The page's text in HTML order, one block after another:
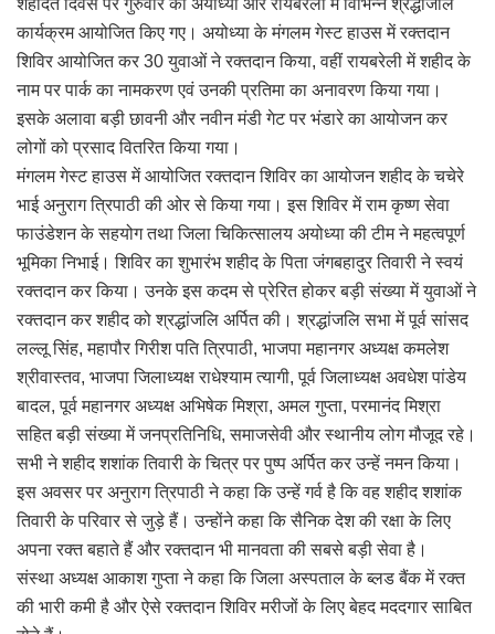
कार्यक्रम आयोजित किए गए। अयोध्या के मंगलम गेस्ट हाउस में रक्तदान
शिविर आयोजित कर 30 युवाओं ने रक्तदान किया, वहीं रायबरेली में शहीद के
नाम पर पार्क का नामकरण एवं उनकी प्रतिमा का अनावरण किया गया।
इसके अलावा बड़ी छावनी और नवीन मंडी गेट पर भंडारे का आयोजन कर
लोगों को प्रसाद वितरित किया गया।
मंगलम गेस्ट हाउस में आयोजित रक्तदान शिविर का आयोजन शहीद के चचेरे
भाई अनुराग त्रिपाठी की ओर से किया गया। इस शिविर में राम कृष्ण सेवा
फाउंडेशन के सहयोग तथा जिला चिकित्सालय अयोध्या की टीम ने महत्वपूर्ण
भूमिका निभाई। शिविर का शुभारंभ शहीद के पिता जंगबहादुर तिवारी ने स्वयं
रक्तदान कर किया। उनके इस कदम से प्रेरित होकर बड़ी संख्या में युवाओं ने
रक्तदान कर शहीद को श्रद्धांजलि अर्पित की। श्रद्धांजलि सभा में पूर्व सांसद
लल्लू सिंह, महापौर गिरीश पति त्रिपाठी, भाजपा महानगर अध्यक्ष कमलेश
श्रीवास्तव, भाजपा जिलाध्यक्ष राधेश्याम त्यागी, पूर्व जिलाध्यक्ष अवधेश पांडेय
बादल, पूर्व महानगर अध्यक्ष अभिषेक मिश्रा, अमल गुप्ता, परमानंद मिश्रा
सहित बड़ी संख्या में जनप्रतिनिधि, समाजसेवी और स्थानीय लोग मौजूद रहे।
सभी ने शहीद शशांक तिवारी के चित्र पर पुष्प अर्पित कर उन्हें नमन किया।
इस अवसर पर अनुराग त्रिपाठी ने कहा कि उन्हें गर्व है कि वह शहीद शशांक
तिवारी के परिवार से जुड़े हैं। उन्होंने कहा कि सैनिक देश की रक्षा के लिए
अपना रक्त बहाते हैं और रक्तदान भी मानवता की सबसे बड़ी सेवा है।
संस्था अध्यक्ष आकाश गुप्ता ने कहा कि जिला अस्पताल के ब्लड बैंक में रक्त
की भारी कमी है और ऐसे रक्तदान शिविर मरीजों के लिए बेहद मददगार साबित